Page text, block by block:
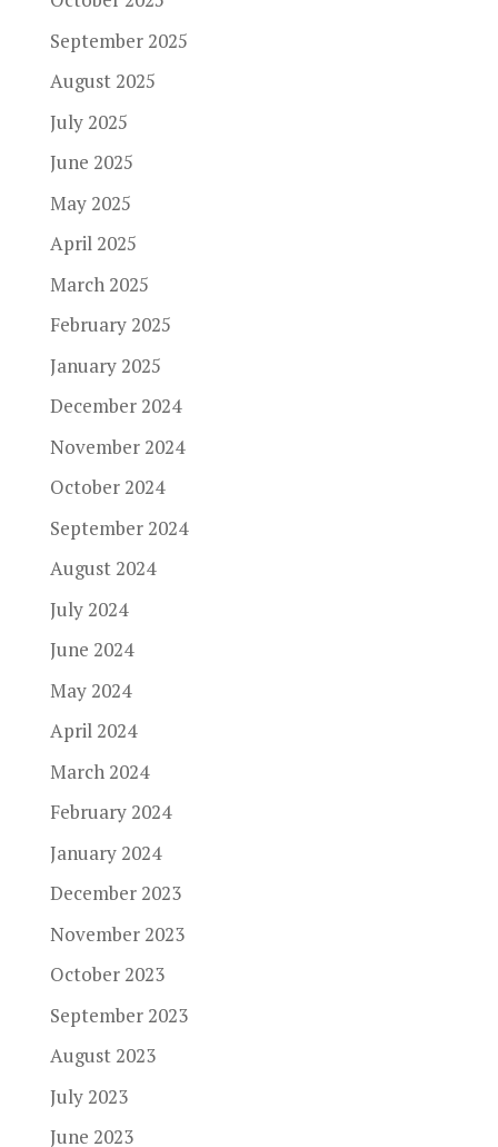
September 2025
August 2025
July 2025
June 2025
May 2025
April 2025
March 2025
February 2025
January 2025
December 2024
November 2024
October 2024
September 2024
August 2024
July 2024
June 2024
May 2024
April 2024
March 2024
February 2024
January 2024
December 2023
November 2023
October 2023
September 2023
August 2023
July 2023
June 2023